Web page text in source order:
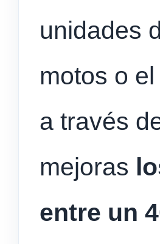
unidades
motos o
a través
mejoras
entre un